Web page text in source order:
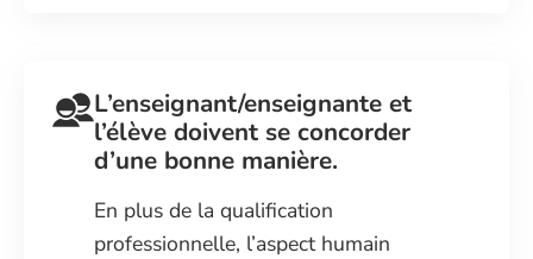
L’enseignant/enseignante et
l’élève doivent se concorder
d’une bonne manière.
En plus de la qualification
professionnelle, l’aspect humain